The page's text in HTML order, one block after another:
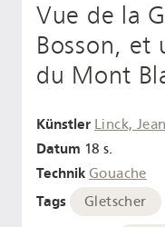
Vue de la
Bosson, et
du Mont
Künstler Linck,
Datum 18 s.
Technik Gouache
Tags Gletscher